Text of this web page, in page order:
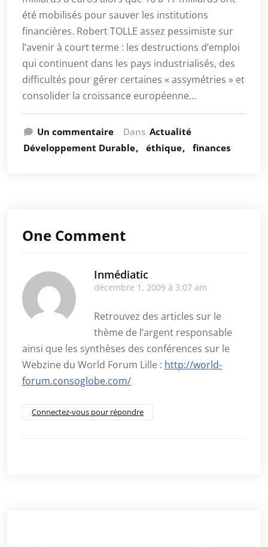
été mobilisés pour sauver les institutions
financières. Robert TOLLE assez pessimiste sur
l’avenir à court terme : les destructions d’emploi
qui continuent dans les pays industrialisés, des
difficultés pour gérer certaines « assymétries » et
consolider la croissance européenne…
Un commentaire Dans Actualité
Développement Durable
éthique finances
One Comment
Inmédiatic
décembre 1, 2009 à 3:07 am
Retrouvez des articles sur le
thème de l’argent responsable
ainsi que les synthèses des conférences sur le
Webzine du World Forum Lille : http://world-
forum.consoglobe.com/
Connectez-vous pour répondre